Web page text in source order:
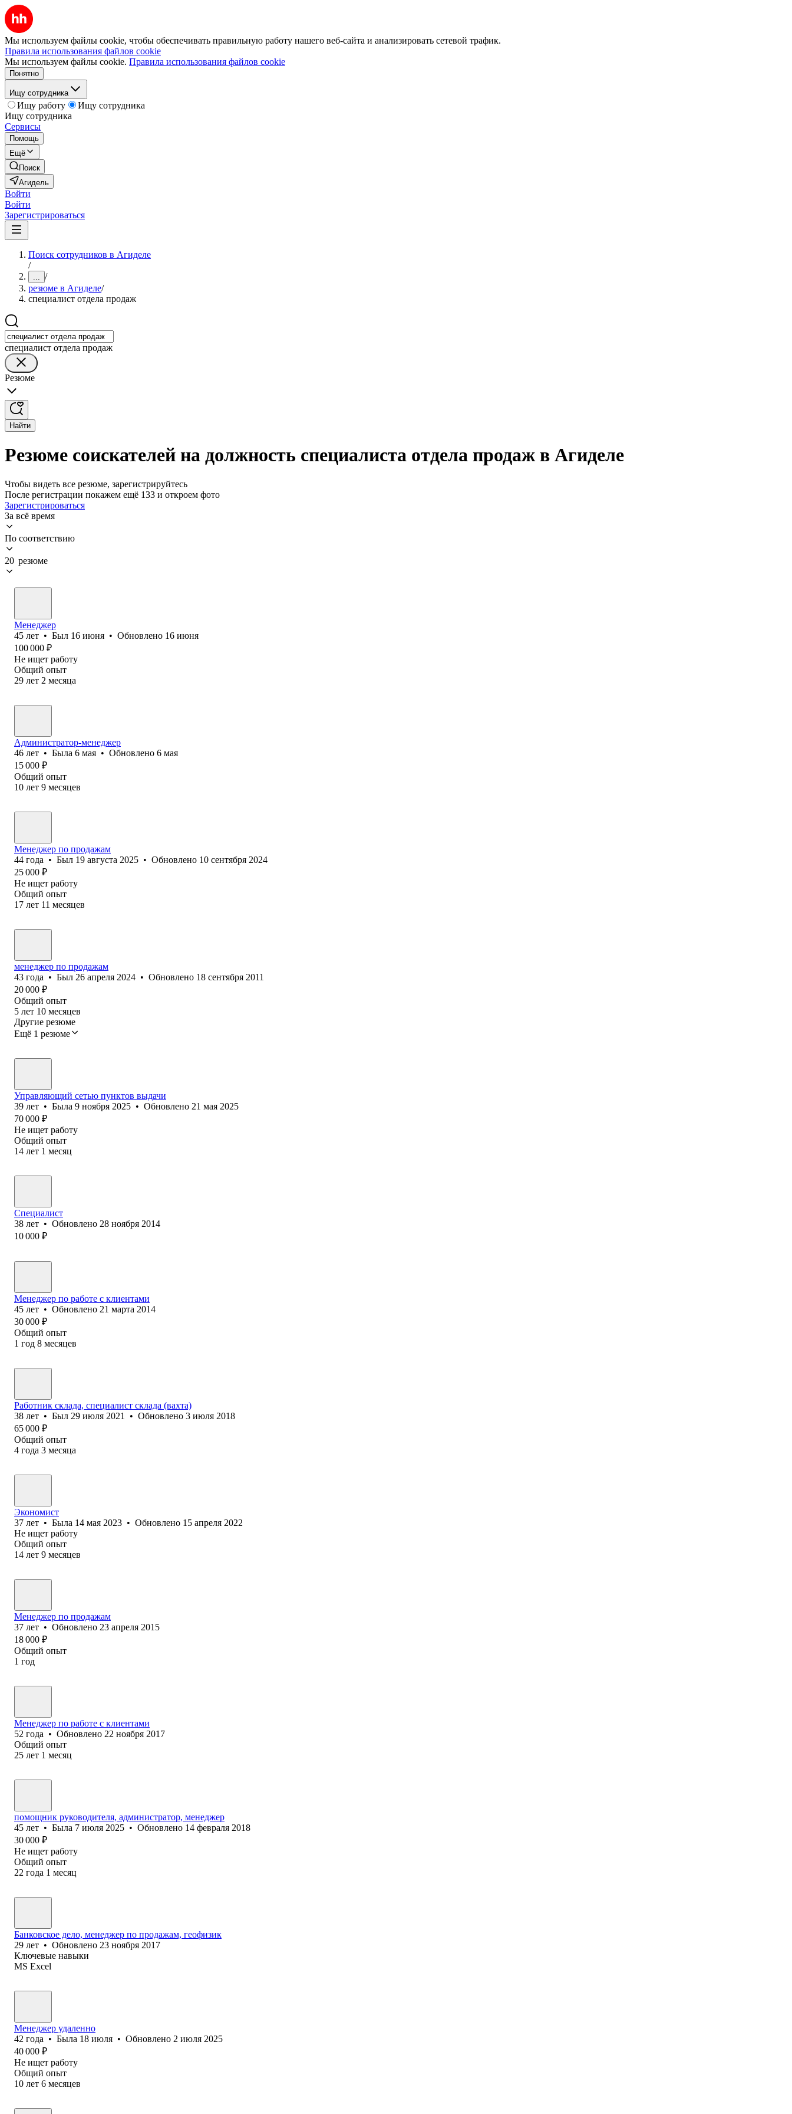
Мы используем файлы cookie, чтобы обеспечивать правильную работу нашего веб-сайта и анализировать сетевой трафик.
Правила использования файлов cookie
Мы используем файлы cookie. Правила использования файлов cookie
Понятно
Ищу сотрудника
Ищу работу
Ищу сотрудника
Ищу сотрудника
Сервисы
Помощь
Ещё
Поиск
Агидель
Войти
Войти
Зарегистрироваться
Поиск сотрудников в Агиделе
/
... /
резюме в Агиделе/
специалист отдела продаж
специалист отдела продаж
Резюме
Найти
Резюме соискателей на должность специалиста отдела продаж в Агиделе
Чтобы видеть все резюме, зарегистрируйтесь
После регистрации покажем ещё 133 и откроем фото
Зарегистрироваться
За всё время
По соответствию
20 резюме
Менеджер
45 лет • Был 16 июня • Обновлено 16 июня
100 000 ₽
Не ищет работу
Общий опыт
29 лет 2 месяца
Администратор-менеджер
46 лет • Была 6 мая • Обновлено 6 мая
15 000 ₽
Общий опыт
10 лет 9 месяцев
Менеджер по продажам
44 года • Был 19 августа 2025 • Обновлено 10 сентября 2024
25 000 ₽
Не ищет работу
Общий опыт
17 лет 11 месяцев
менеджер по продажам
43 года • Был 26 апреля 2024 • Обновлено 18 сентября 2011
20 000 ₽
Общий опыт
5 лет 10 месяцев
Другие резюме
Ещё 1 резюме
Управляющий сетью пунктов выдачи
39 лет • Была 9 ноября 2025 • Обновлено 21 мая 2025
70 000 ₽
Не ищет работу
Общий опыт
14 лет 1 месяц
Специалист
38 лет • Обновлено 28 ноября 2014
10 000 ₽
Менеджер по работе с клиентами
45 лет • Обновлено 21 марта 2014
30 000 ₽
Общий опыт
1 год 8 месяцев
Работник склада, специалист склада (вахта)
38 лет • Был 29 июля 2021 • Обновлено 3 июля 2018
65 000 ₽
Общий опыт
4 года 3 месяца
Экономист
37 лет • Была 14 мая 2023 • Обновлено 15 апреля 2022
Не ищет работу
Общий опыт
14 лет 9 месяцев
Менеджер по продажам
37 лет • Обновлено 23 апреля 2015
18 000 ₽
Общий опыт
1 год
Менеджер по работе с клиентами
52 года • Обновлено 22 ноября 2017
Общий опыт
25 лет 1 месяц
помощник руководителя, администратор, менеджер
45 лет • Была 7 июля 2025 • Обновлено 14 февраля 2018
30 000 ₽
Не ищет работу
Общий опыт
22 года 1 месяц
Банковское дело, менеджер по продажам, геофизик
29 лет • Обновлено 23 ноября 2017
Ключевые навыки
MS Excel
Менеджер удаленно
42 года • Была 18 июля • Обновлено 2 июля 2025
40 000 ₽
Не ищет работу
Общий опыт
10 лет 6 месяцев